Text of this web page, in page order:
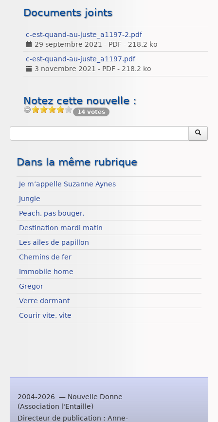
Documents joints
c-est-quand-au-juste_a1197-2.pdf
29 septembre 2021 - PDF - 218.2 ko
c-est-quand-au-juste_a1197.pdf
3 novembre 2021 - PDF - 218.2 ko
Notez cette nouvelle :
14 votes
Dans la même rubrique
Je m’appelle Suzanne Aynes
Jungle
Peach, pas bouger.
Destination mardi matin
Les ailes de papillon
Chemins de fer
Immobile home
Gregor
Verre dormant
Courir vite, vite
2004-2026 — Nouvelle Donne
(Association l'Entaille)
Directeur de publication : Anne-